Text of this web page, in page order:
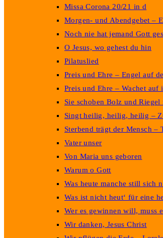
Missa Corona 20/21 in d
Morgen- und Abendgebet –
Noch nie hat jemand Gott
O Jesus, wo gehest du hin
Pilatuslied
Preis und Ehre – Engel auf
Preis und Ehre – Wachet auf
Sie schoben Bolz und Riegel
Singt heilig, heilig, heilig –
Sterbend trägt der Mensch –
Vater unser
Von Maria uns geboren
Warum o Gott
Was heute manche still sich
Was ist nicht heut‘ für eine
Wer es gewinnen will, muss
Wir danken, Jesus Christ